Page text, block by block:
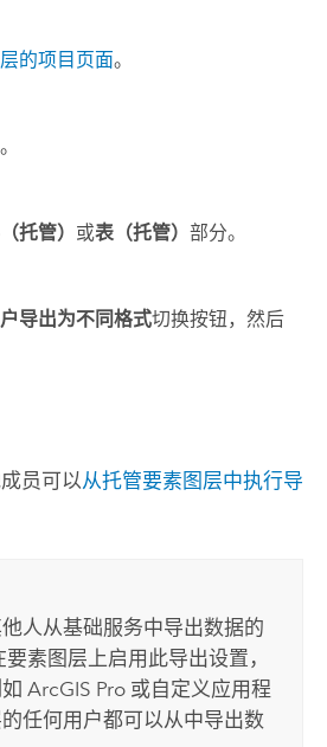
的项目页面。
托管） 或表（托管） 部分。
导出为不同格式切换按钮，然后
员可以从托管要素图层中执行导
人从基础服务中导出数据的
素图层上启用此导出设置，
如ArcGIS Pro 或自定义应用程
任何用户都可以从中导出数